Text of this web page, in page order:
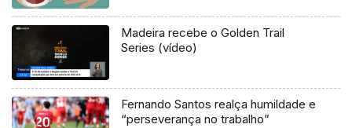
Madeira recebe o Golden Trail
Series (vídeo)
Fernando Santos realça humildade e
“perseverança no trabalho”